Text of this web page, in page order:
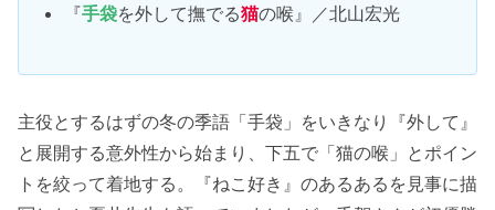
『手袋を外して撫でる猫の喉』／北山宏光
主役とするはずの冬の季語「手袋」をいきなり『外して』
と展開する意外性から始まり、下五で「猫の喉」とポイン
トを絞って着地する。『ねこ好き』のあるあるを見事に描